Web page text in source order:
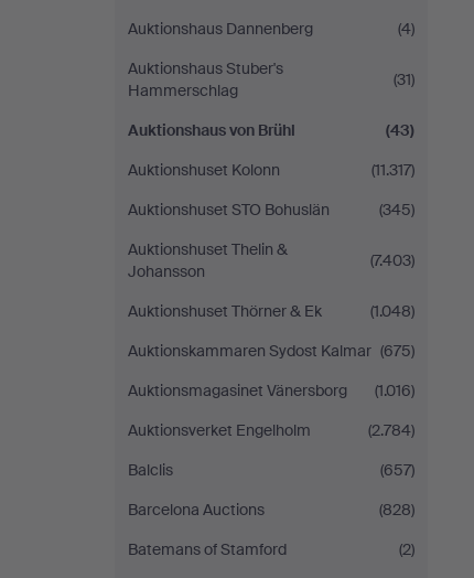
Auktionshaus Dannenberg
(4)
Auktionshaus Stuber's
Hammerschlag
(31)
Auktionshaus von Brühl
(43)
Auktionshuset Kolonn
(11.317)
Auktionshuset STO Bohuslän
(345)
Auktionshuset Thelin &
Johansson
(7.403)
Auktionshuset Thörner & Ek
(1.048)
Auktionskammaren Sydost Kalmar (675)
Auktionsmagasinet Vänersborg
(1.016)
Auktionsverket Engelholm
(2.784)
Balclis
(657)
Barcelona Auctions
(828)
Batemans of Stamford
(2)